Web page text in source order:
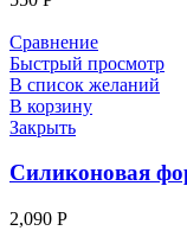
Сравнение
Быстрый просмотр
В список желаний
В корзину
Закрыть
Силиконовая
2,090 Р